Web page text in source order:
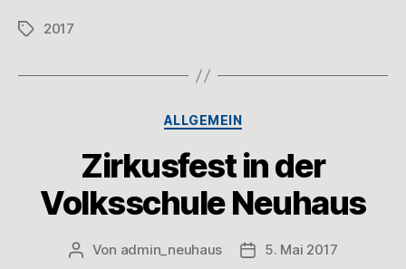
2017
ALLGEMEIN
Zirkusfest in der
Volksschule Neuhaus
Von admin_neuhaus 5. Mai 2017